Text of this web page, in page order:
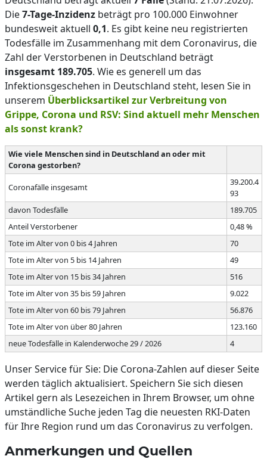
Die7-Tage-Inzidenz beträgt pro 100.000 Einwohner
bundesweit aktuell 0,1. Es gibt keine neu registrierten
Todesfälle im Zusammenhang mit dem Coronavirus, die
Zahl der Verstorbenen in Deutschland beträgt
insgesamt 189.705. Wie es generell um das
Infektionsgeschehen in Deutschland steht, lesen Sie in
unserem Überblicksartikel zur Verbreitung von
Grippe, Corona und RSV: Sind aktuell mehr Menschen
als sonst krank?
Wie viele Menschen sind in Deutschland an oder mit
Corona gestorben?
Coronafälle insgesamt
39.200.4
93
davon Todesfälle
189.705
Anteil Verstorbener
0,48 %
Tote im Alter von 0 bis 4 Jahren
70
Tote im Alter von 5 bis 14 Jahren
49
Tote im Alter von 15 bis 34 Jahren
516
Tote im Alter von 35 bis 59 Jahren
9.022
Tote im Alter von 60 bis 79 Jahren
56.876
Tote im Alter von über 80 Jahren
123.160
neue Todesfälle in Kalenderwoche 29 / 2026
4
Unser Service für Sie: Die Corona-Zahlen auf dieser Seite
werden täglich aktualisiert. Speichern Sie sich diesen
Artikel gern als Lesezeichen in Ihrem Browser, um ohne
umständliche Suche jeden Tag die neuesten RKI-Daten
für Ihre Region rund um das Coronavirus zu verfolgen.
Anmerkungen und Quellen